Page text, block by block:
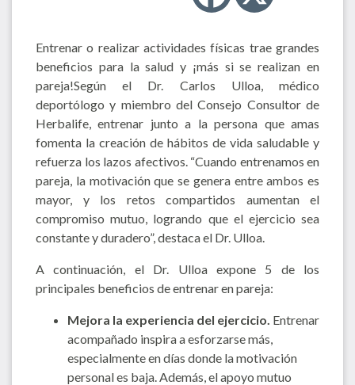
Entrenar o realizar actividades físicas trae grandes
beneficios para la salud y ¡más si se realizan en
pareja!Según el Dr. Carlos Ulloa, médico
deportólogo y miembro del Consejo Consultor de
Herbalife, entrenar junto a la persona que amas
fomenta la creación de hábitos de vida saludable y
refuerza los lazos afectivos. “Cuando entrenamos en
pareja, la motivación que se genera entre ambos es
mayor, y los retos compartidos aumentan el
compromiso mutuo, logrando que el ejercicio sea
constante y duradero”, destaca el Dr. Ulloa.
A continuación, el Dr. Ulloa expone 5 de los
principales beneficios de entrenar en pareja:
Mejora la experiencia del ejercicio. Entrenar
acompañado inspira a esforzarse más,
especialmente en días donde la motivación
personal es baja. Además, el apoyo mutuo